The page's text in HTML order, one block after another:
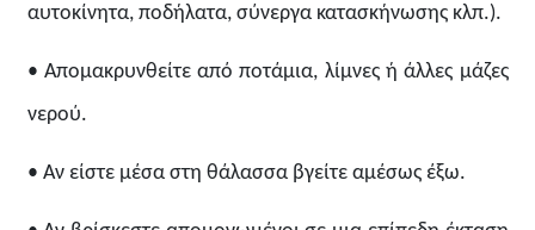
αυτοκίνητα, ποδήλατα, σύνεργα κατασκήνωσης κλπ.).
• Απομακρυνθείτε από ποτάμια, λίμνες ή άλλες μάζες
νερού.
• Αν είστε μέσα στη θάλασσα βγείτε αμέσως έξω.